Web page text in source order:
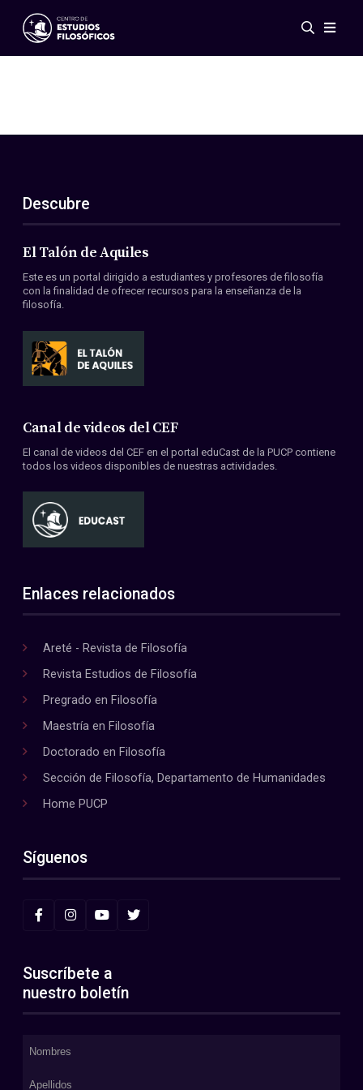
Eventos
ES
EN
Acerca de nosotros
Miembros
Convenios
Descubre
El Talón de Aquiles
Este es un portal dirigido a estudiantes y profesores de filosofía
con la finalidad de ofrecer recursos para la enseñanza de la
filosofía.
Canal de videos del CEF
El canal de videos del CEF en el portal eduCast de la PUCP contiene
todos los videos disponibles de nuestras actividades.
Enlaces relacionados
Areté - Revista de Filosofía
Revista Estudios de Filosofía
Pregrado en Filosofía
Maestría en Filosofía
Doctorado en Filosofía
Sección de Filosofía, Departamento de Humanidades
Home PUCP
Síguenos
Suscríbete a
nuestro boletín